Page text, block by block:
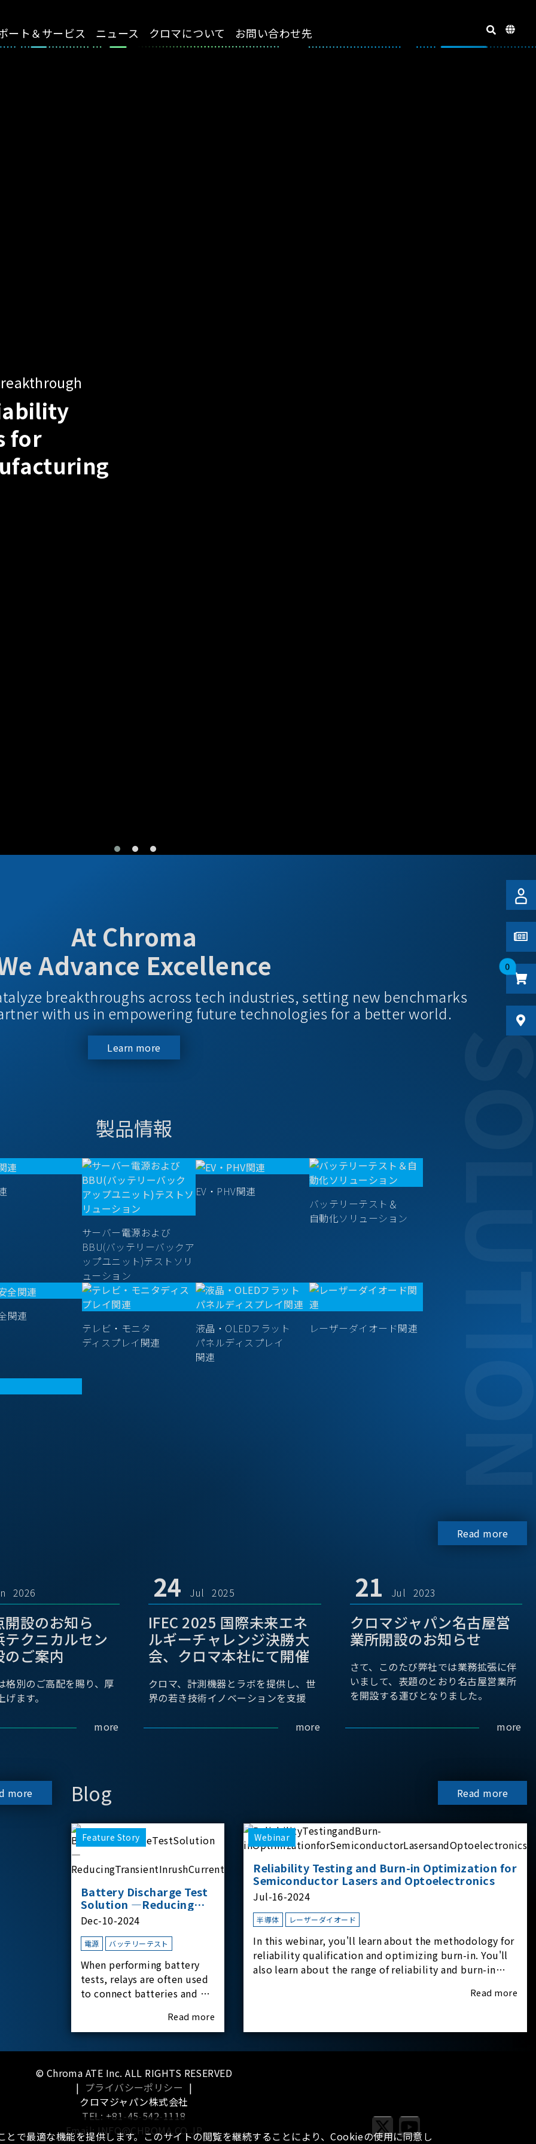
ート＆サービス ニュース クロマについて お問い合わせ先
0
At Chroma
Advance Excellence
breakthroughs across tech industries, setting new benchmarks
with us in empowering future technologies for a better world.
Learn more
製品情報
サーバー電源および
BBU(バッテリーバックア
ップユニット)テストソリ
ューション
EV・PHV関連
バッテリーテスト＆
自動化ソリューション
関連
テレビ・モニタ
ディスプレイ関連
液晶・OLEDフラット
パネルディスプレイ
関連
レーザーダイオード関連
Read more
2026
開設のお知ら
テクニカルセン
のご案内
別のご高配を賜り、厚
ます。
more
24 Jul 2025
IFEC 2025 国際未来エネ
ルギーチャレンジ決勝大
会、クロマ本社にて開催
クロマ、計測機器とラボを提供し、世
界の若き技術イノベーションを支援
more
21 Jul 2023
クロマジャパン名古屋営
業所開設のお知らせ
さて、このたび弊社では業務拡張に伴
いまして、表題のとおり名古屋営業所
を開設する運びとなりました。
more
more Blog Read more
Feature Story
Battery Discharge Test
Solution —Reducing
Transient Inrush
Current
Dec-10-2024
電源 バッテリーテスト
When performing battery
tests, relays are often used
to connect batteries and bi-
supplies. What happens the
moment the relay is
switched?The Chroma
experimental equipment
for this study.provides an
applicati
Read more
Webinar
Reliability Testing and Burn-in Optimization for
Semiconductor Lasers and Optoelectronics
Jul-16-2024
半導体 レーザーダイオード
In this webinar, you'll learn about the methodology for
reliability qualification and optimizing burn-in. You'll
also learn about the range of reliability and burn-in
Read more
© Chroma ATE Inc. ALL RIGHTS RESERVED
| プライバシーポリシー |
クロマジャパン株式会社
TEL: +81-45-542-1118
Email: INFO@CHROMA.CO.JP
で最適な機能を提供します。このサイトの閲覧を継続することにより、Cookieの使用に同意し